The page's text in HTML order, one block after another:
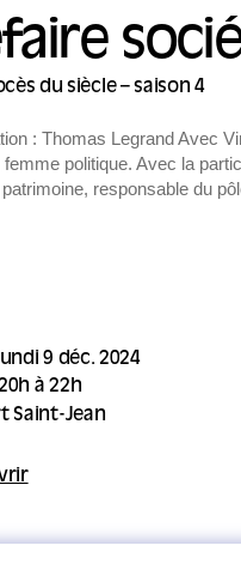
environnementales, cette
dédiée aux minorités
de s’exprimer, de résister,
du siècle – saison 4
: Thomas Legrand Avec
femme politique. Avec la
responsable du
9 déc. 2024
à 22h
Saint-Jean